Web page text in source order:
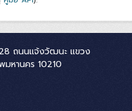
ถนนแจ้งวัฒนะ แขวง
หานคร 10210